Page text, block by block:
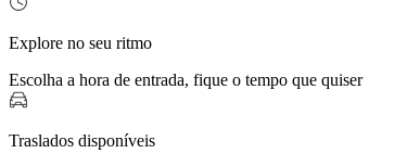
Explore no seu ritmo
Escolha a hora de entrada, fique o tempo que quiser
Traslados disponíveis